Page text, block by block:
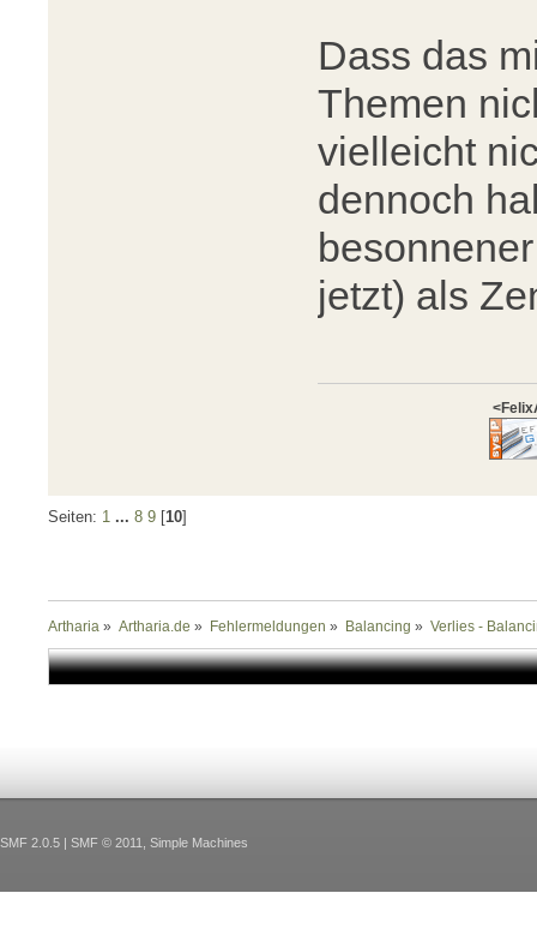
Dass das
Themen
vielleicht
dennoch
jetzt) als
Seiten: 1 ... 8 9 [10]
Artharia » Artharia.de » Fehlermeldungen » Balancing » Verlies -
SMF 2.0.5 SMF © 2011 Simple Machines